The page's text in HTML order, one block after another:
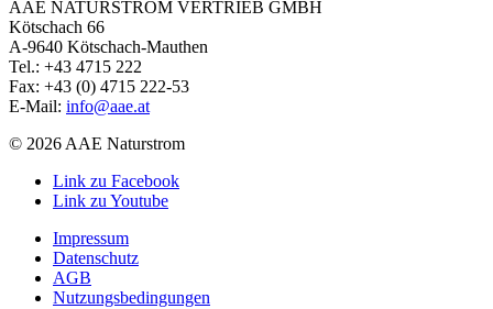
AAE NATURSTROM VERTRIEB GMBH
Kötschach 66
A-9640 Kötschach-Mauthen
Tel.: +43 4715 222
Fax: +43 (0) 4715 222-53
E-Mail: info@aae.at
© 2026 AAE Naturstrom
Link zu Facebook
Link zu Youtube
Impressum
Datenschutz
AGB
Nutzungsbedingungen